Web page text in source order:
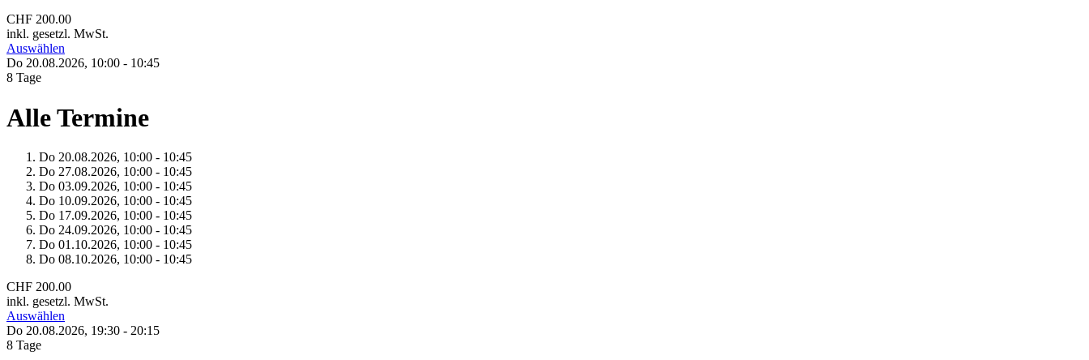
CHF 200.00
inkl. gesetzl. MwSt.
Auswählen
Do 20.08.2026, 10:00 - 10:45
8 Tage
Alle Termine
Do 20.08.2026, 10:00 - 10:45
Do 27.08.2026, 10:00 - 10:45
Do 03.09.2026, 10:00 - 10:45
Do 10.09.2026, 10:00 - 10:45
Do 17.09.2026, 10:00 - 10:45
Do 24.09.2026, 10:00 - 10:45
Do 01.10.2026, 10:00 - 10:45
Do 08.10.2026, 10:00 - 10:45
CHF 200.00
inkl. gesetzl. MwSt.
Auswählen
Do 20.08.2026, 19:30 - 20:15
8 Tage